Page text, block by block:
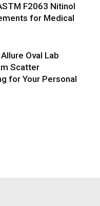
F2063 Nitinol
for Medical
Oval Lab
Scatter
for Your Personal